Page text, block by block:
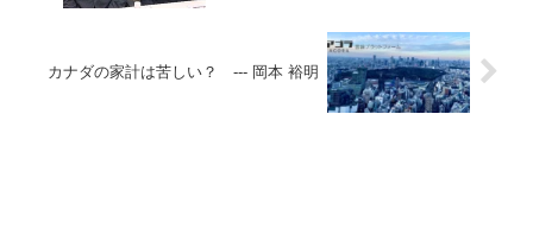
カナダの家計は苦しい？ --- 岡本 裕明